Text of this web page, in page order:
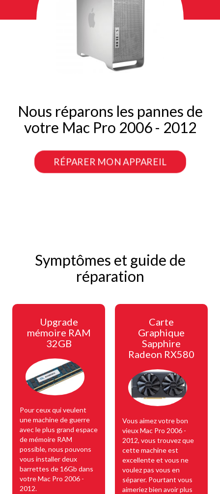
Nous réparons les pannes de
votre Mac Pro 2006 - 2012
RÉPARER MON APPAREIL
Symptômes et guide de
réparation
Upgrade
mémoire RAM
32GB
Pour ceux qui veulent
une machine de guerre
avec le plus grand espace
de mémoire RAM
possible, nous pouvons
vous installer deux
barrettes de 16Gb dans
votre Mac Pro 2006 -
2012.
Carte
Graphique
Sapphire
Radeon RX580
Vous aimez votre bon
vieux Mac Pro 2006 -
2012, vous trouvez que
cette machine est
excellente et vous ne
voulez pas vous en
séparer. Pourtant vous
aimeriez bien avoir plus